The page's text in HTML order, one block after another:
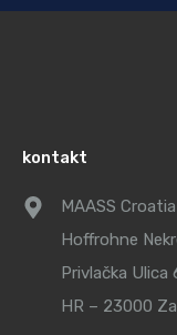
kontakt
MAASS Croatia
Hoffrohne
Privlačka Ulica
HR – 23000